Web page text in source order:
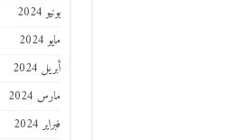
يونيو 2024
مايو 2024
أبريل 2024
مارس 2024
فبراير 2024